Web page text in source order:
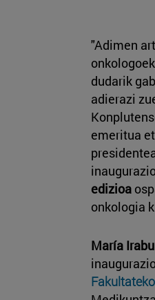
"Adimen
dudarik
adierazi
emeritua
edizioa
onkologia
María
Fakultateko